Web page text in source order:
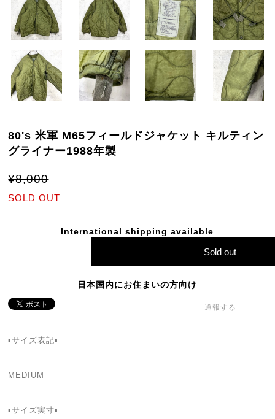
80's 米軍 M65フィールドジャケット キルティン
グライナー1988年製
¥8,000
SOLD OUT
International shipping available
Sold out
日本国内にお住まいの方向け
通報する
▪️サイズ表記▪️
MEDIUM
▪️サイズ実寸▪️